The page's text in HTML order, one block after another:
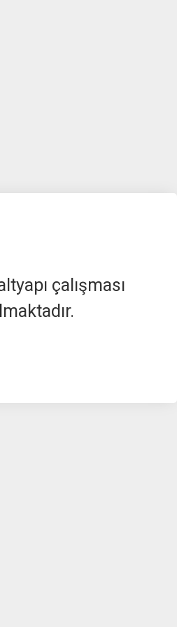
çalışması